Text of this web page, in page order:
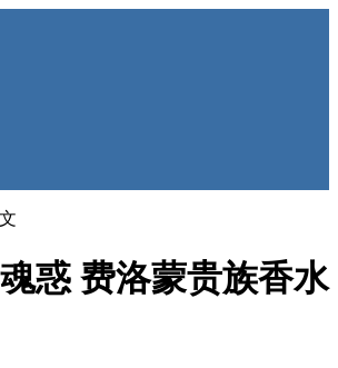
惑 费洛蒙贵族香水